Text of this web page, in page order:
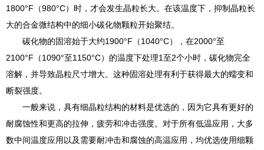
1800°F（980°C）时，才会发生晶粒长大。在该温度下，抑制晶粒长
大的合金微结构中的细小碳化物颗粒开始聚结。
碳化物的固溶始于大约1900°F（1040°C），在2000°至
2100°F（1090°至1150°C）的温度下处理1至2个小时，碳化物完全
溶解，并导致晶粒尺寸增大。这种固溶处理有利于获得最大的蠕变和
断裂强度。
一般来说，具有细晶粒结构的材料是优选的，因为它具有更好的
耐腐蚀性和更高的拉伸，疲劳和冲击强度。对于所有低温应用，大多
数中间温度应用以及需要耐冲击和腐蚀的高温应用，均优选使用细颗